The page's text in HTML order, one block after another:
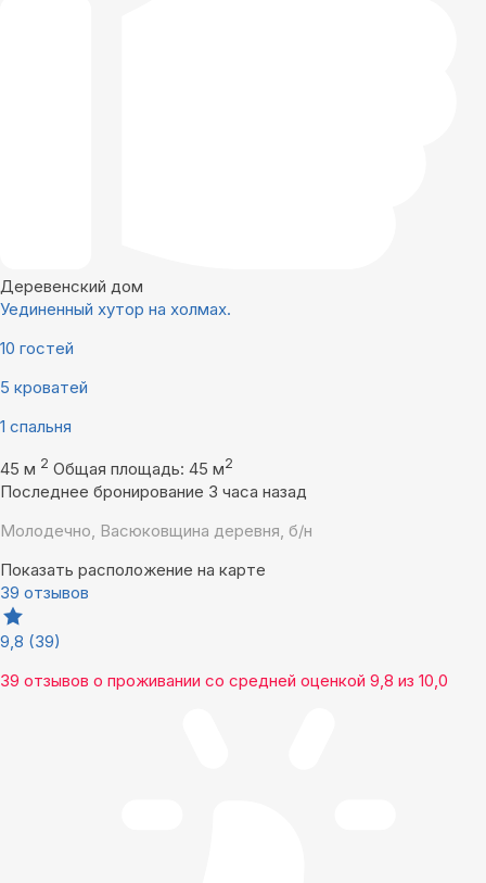
Деревенский дом
Уединенный хутор на холмах.
10 гостей
5 кроватей
1 спальня
45 м 2 Общая площадь: 45 м2
Последнее бронирование 3 часа назад
Молодечно, Васюковщина деревня, б/н
Показать расположение на карте
39 отзывов
9,8 (39)
39 отзывов о проживании со средней оценкой 9,8 из 10,0